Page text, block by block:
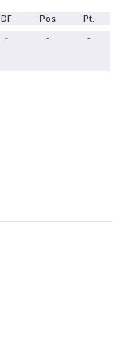
DF Pos Pt.
- - -